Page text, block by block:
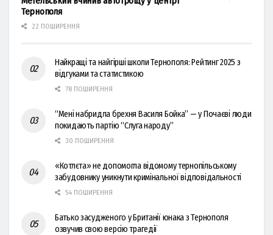
Тернополя
22 ПОШИРЕННЯ
Найкращі та найгірші школи Тернополя: Рейтинг 2025 з
відгуками та статистикою
78 ПОШИРЕННЯ
“Мені набридла брехня Василя Бойка” — у Почаєві люди
покидають партію “Слуга народу”
30 ПОШИРЕННЯ
«Котлєта» не допомогла відомому тернопільському
забудовнику уникнути кримінальної відповідальності
54 ПОШИРЕННЯ
Батько засудженого у Британії юнака з Тернополя
озвучив свою версію трагедії